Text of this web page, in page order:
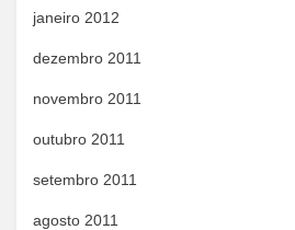
janeiro 2012
dezembro 2011
novembro 2011
outubro 2011
setembro 2011
agosto 2011